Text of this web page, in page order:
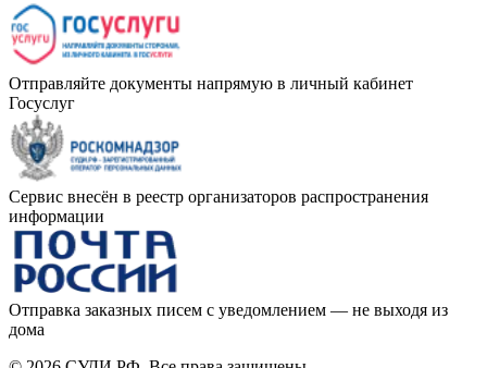
Отправляйте документы напрямую в личный кабинет
Госуслуг
Сервис внесён в реестр организаторов распространения
информации
Отправка заказных писем с уведомлением — не выходя из
дома